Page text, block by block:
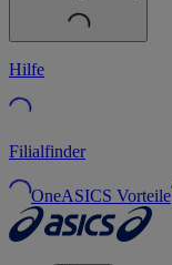
Hilfe
Filialfinder
OneASICS Vorteile